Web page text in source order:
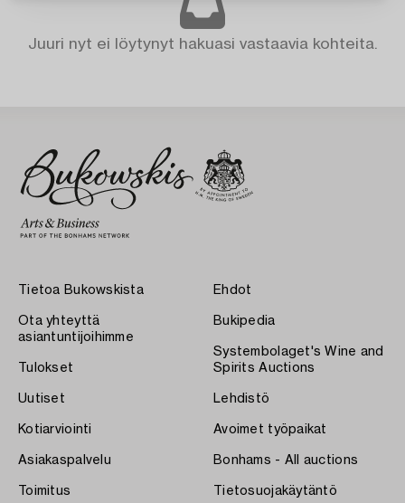
Juuri nyt ei löytynyt hakuasi vastaavia kohteita.
Tietoa Bukowskista
Ota yhteyttä
asiantuntijoihimme
Tulokset
Uutiset
Kotiarviointi
Asiakaspalvelu
Toimitus
Ehdot
Bukipedia
Systembolaget's Wine and
Spirits Auctions
Lehdistö
Avoimet työpaikat
Bonhams - All auctions
Tietosuojakäytäntö